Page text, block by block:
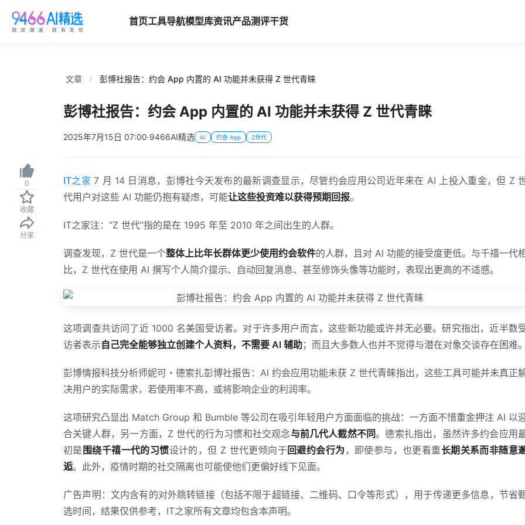
首页工具导航模型库资讯产品测评干货
0
收藏
分享
文章 彭博社报告：约会 App 内置的 AI 功能并未获得 Z 世代青睐
彭博社报告：约会 App 内置的 AI 功能并未获得 Z 世代青睐
2025年7月15日 07:00·9466AI精选 AI 约会 App Z世代
IT之家 7 月 14 日消息，彭博社今天发布的最新调查显示，尽管约会应用公司近年来在 AI 上投入重金，但 Z
代用户对这些 AI 功能仍抱有疑虑，可能让这些投资难以获得预期回报。
IT之家注：“Z 世代”指的是在 1995 年至 2010 年之间出生的人群。
调查发现，Z 世代是一个整体上比年长群体更少使用约会软件的人群，且对 AI 功能的接受度更低。与千禧一代
比，Z 世代在使用 AI 撰写个人简介提示、自动回复消息、甚至修饰头像等功能时，表现出更高的不适感。
这项调查共访问了近 1000 名美国受访者。对于许多用户而言，这些新功能或许并无必要。研究指出，近半数
访者表示自己完全能够独立创建个人资料，不需要 AI 辅助；而且大多数人也并不觉得与潜在对象交谈存在困难。
彭博情报科技分析师妮可・德索扎彭博社报告：AI 约会应用功能未获 Z 世代青睐指出，这些工具可能并未真正
决用户的实际需求，若使用率不高，或将影响企业的利润率。
这项研究凸显出 Match Group 和 Bumble 等公司在吸引年轻用户方面面临的挑战：一方面不惜重金押注 AI 以
合关键人群，另一方面，Z 世代的行为习惯和社交观念与前几代人截然不同。德索扎指出，虽然许多约会应用
初是 围绕千禧一代的习惯设计的，但 Z 世代更倾向于 回避约会行为 ，即使参与，也更看重长期关系而非随意
逅。此外，疫情时期的社交隔离也可能使他们更偏好线下见面。
广告声明：文内含有的对外跳转链接（包括不限于超链接、二维码、口令等形式），用于传递更多信息，节省
选时间，结果仅供参考，IT之家所有文章均包含本声明。